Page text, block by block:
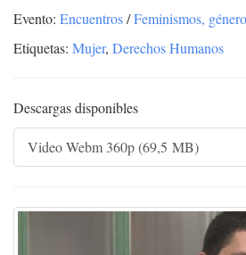
Evento: Encuentros/Feminismos,
Etiquetas: Mujer, Derechos Humanos
Descargas disponibles
Video Webm 360p (69,5 MB)